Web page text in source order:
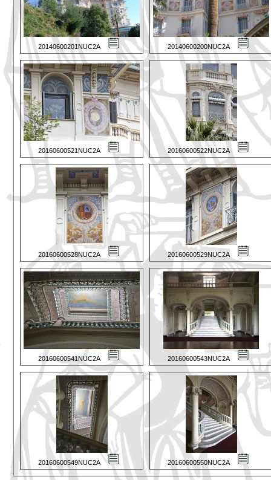
20140600201NUC2A 20140600200NUC2A
20160600521NUC2A 20160600522NUC2A
20160600528NUC2A 20160600529NUC2A
20160600541NUC2A 20160600543NUC2A
20160600549NUC2A 20160600550NUC2A